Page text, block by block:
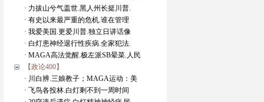
· 力拔山兮气盖世.黑人州长挺川普.
· 有史以来最严重的危机.谁在管理
· 我爱美国.更爱川普.独立日讲话像
· 白灯患神经退行性疾病.全家犯法.
· MAGA高法觉醒.极左派SB晕菜.人民
【政论400】
· 川白辨.三娘教子；MAGA运动：美
· 飞鸟各投林.白灯剩不到一周时间